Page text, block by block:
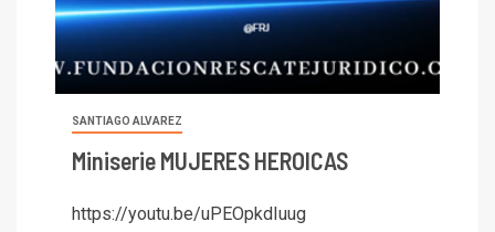
SANTIAGO ALVAREZ
Miniserie MUJERES HEROICAS
https://youtu.be/uPEOpkdIuug